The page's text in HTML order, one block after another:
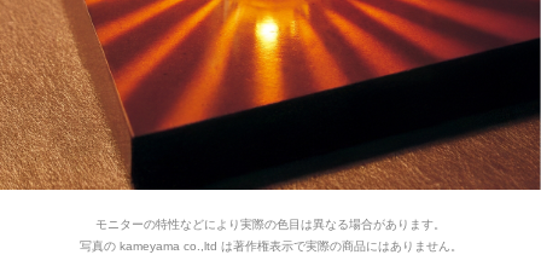
モニターの特性などにより実際の色目は異なる場合があります。
写真の kameyama co.,ltd は著作権表示で実際の商品にはありません。